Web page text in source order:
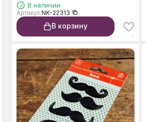
В наличии
Артикул:NK-22313
В корзину